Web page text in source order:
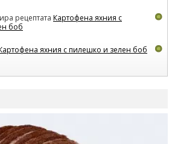
рецептата Картофена яхния с
боб
яхния с пилешко и зелен боб